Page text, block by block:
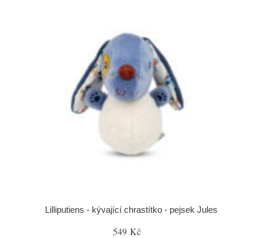
Lilliputiens - kývající chrastítko - pejsek Jules
549 Kč